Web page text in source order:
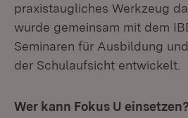
praxistaugliches Werkzeug
wurde gemeinsam mit dem
Seminaren für Ausbildung
der Schulaufsicht entwickelt.
Wer kann Fokus U einsetzen?